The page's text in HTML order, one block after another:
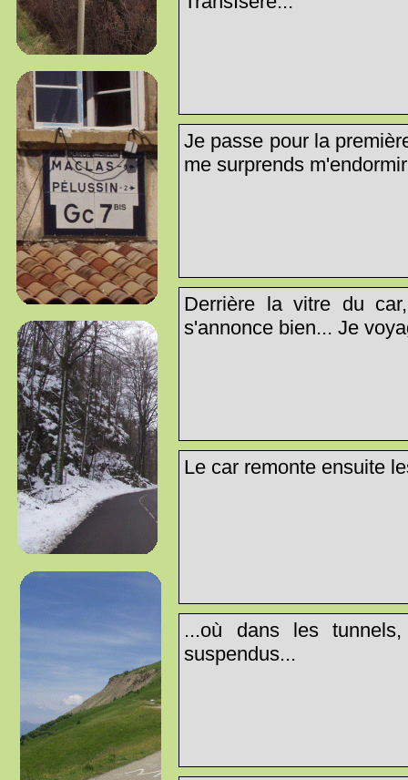
Je passe pour la
me surprends
Derrière la vitre du
s'annonce bien... Je
Le car remonte ensuite
...où dans les
suspendus...